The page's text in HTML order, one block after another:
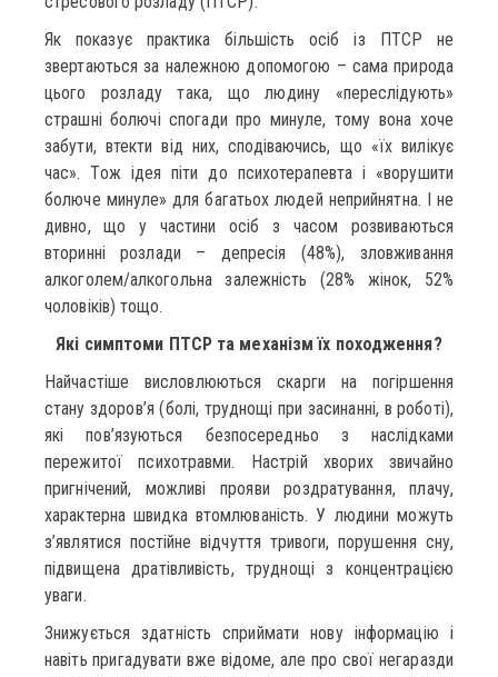
Як показує практика більшість осіб із ПТСР не
звертаються за належною допомогою – сама природа
цього розладу така, що людину «переслідують»
страшні болючі спогади про минуле, тому вона хоче
забути, втекти від них, сподіваючись, що «їх вилікує
час». Тож ідея піти до психотерапевта і «ворушити
болюче минуле» для багатьох людей неприйнятна. І не
дивно, що у частини осіб з часом розвиваються
вторинні розлади – депресія (48%), зловживання
алкоголем/алкогольна залежність (28% жінок, 52%
чоловіків) тощо.
Які симптоми ПТСР та механізм їх походження?
Найчастіше висловлюються скарги на погіршення
стану здоров’я (болі, труднощі при засинанні, в роботі),
які пов’язуються безпосередньо з наслідками
пережитої психотравми. Настрій хворих звичайно
пригнічений, можливі прояви роздратування, плачу,
характерна швидка втомлюваність. У людини можуть
з’являтися постійне відчуття тривоги, порушення сну,
підвищена дратівливість, труднощі з концентрацією
уваги.
Знижується здатність сприймати нову інформацію і
навіть пригадувати вже відоме, але про свої негаразди